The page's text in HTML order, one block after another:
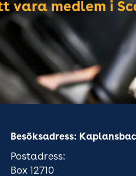
vara medlem i
Besöksadress:
Postadress:
Box 12710